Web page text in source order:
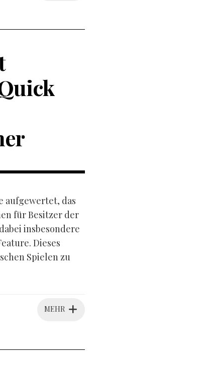
aufgewertet, das
für Besitzer der
insbesondere
Dieses
Spielen zu
MEHR